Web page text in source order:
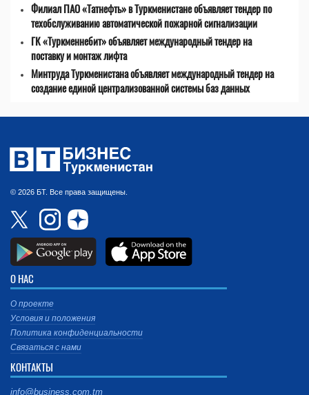
Филиал ПАО «Татнефть» в Туркменистане объявляет тендер по
техобслуживанию автоматической пожарной сигнализации
ГК «Туркменнебит» объявляет международный тендер на
поставку и монтаж лифта
Минтруда Туркменистана объявляет международный тендер на
создание единой централизованной системы баз данных
© 2026 БТ. Все права защищены.
О НАС
О проекте
Условия и положения
Политика конфиденциальности
Связаться с нами
КОНТАКТЫ
info@business.com.tm